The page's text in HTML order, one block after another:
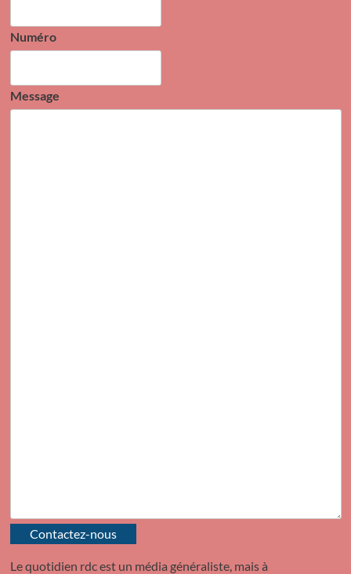
Numéro
Message
Contactez-nous
Le quotidien rdc est un média généraliste, mais à